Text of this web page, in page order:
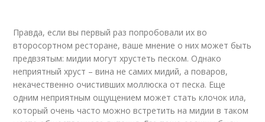
Правда, если вы первый раз попробовали их во
второсортном ресторане, ваше мнение о них может быть
предвзятым: мидии могут хрустеть песком. Однако
неприятный хруст – вина не самих мидий, а поваров,
некачественно очистивших моллюска от песка. Еще
одним неприятным ощущением может стать клочок ила,
который очень часто можно встретить на мидии в таком